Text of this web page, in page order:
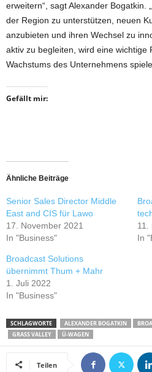
erweitern“, sagt Alexander Bogatkin.
der Region zu unterstützen, neuen
anzubieten und ihren Wechsel zu
aktiv zu begleiten, wird eine wichtige
Wachstums des Unternehmens
Gefällt mir:
Ähnliche Beiträge
Senior Sales Director Middle
East and CIS für Lawo
17. November 2021
In "Business"
11.
In
Broadcast Solutions
übernimmt Thum + Mahr
1. Juli 2022
In "Business"
SCHLAGWORTE ALEXANDER BOGATKIN
GRASS VALLEY
Ü-WAGEN
Teilen